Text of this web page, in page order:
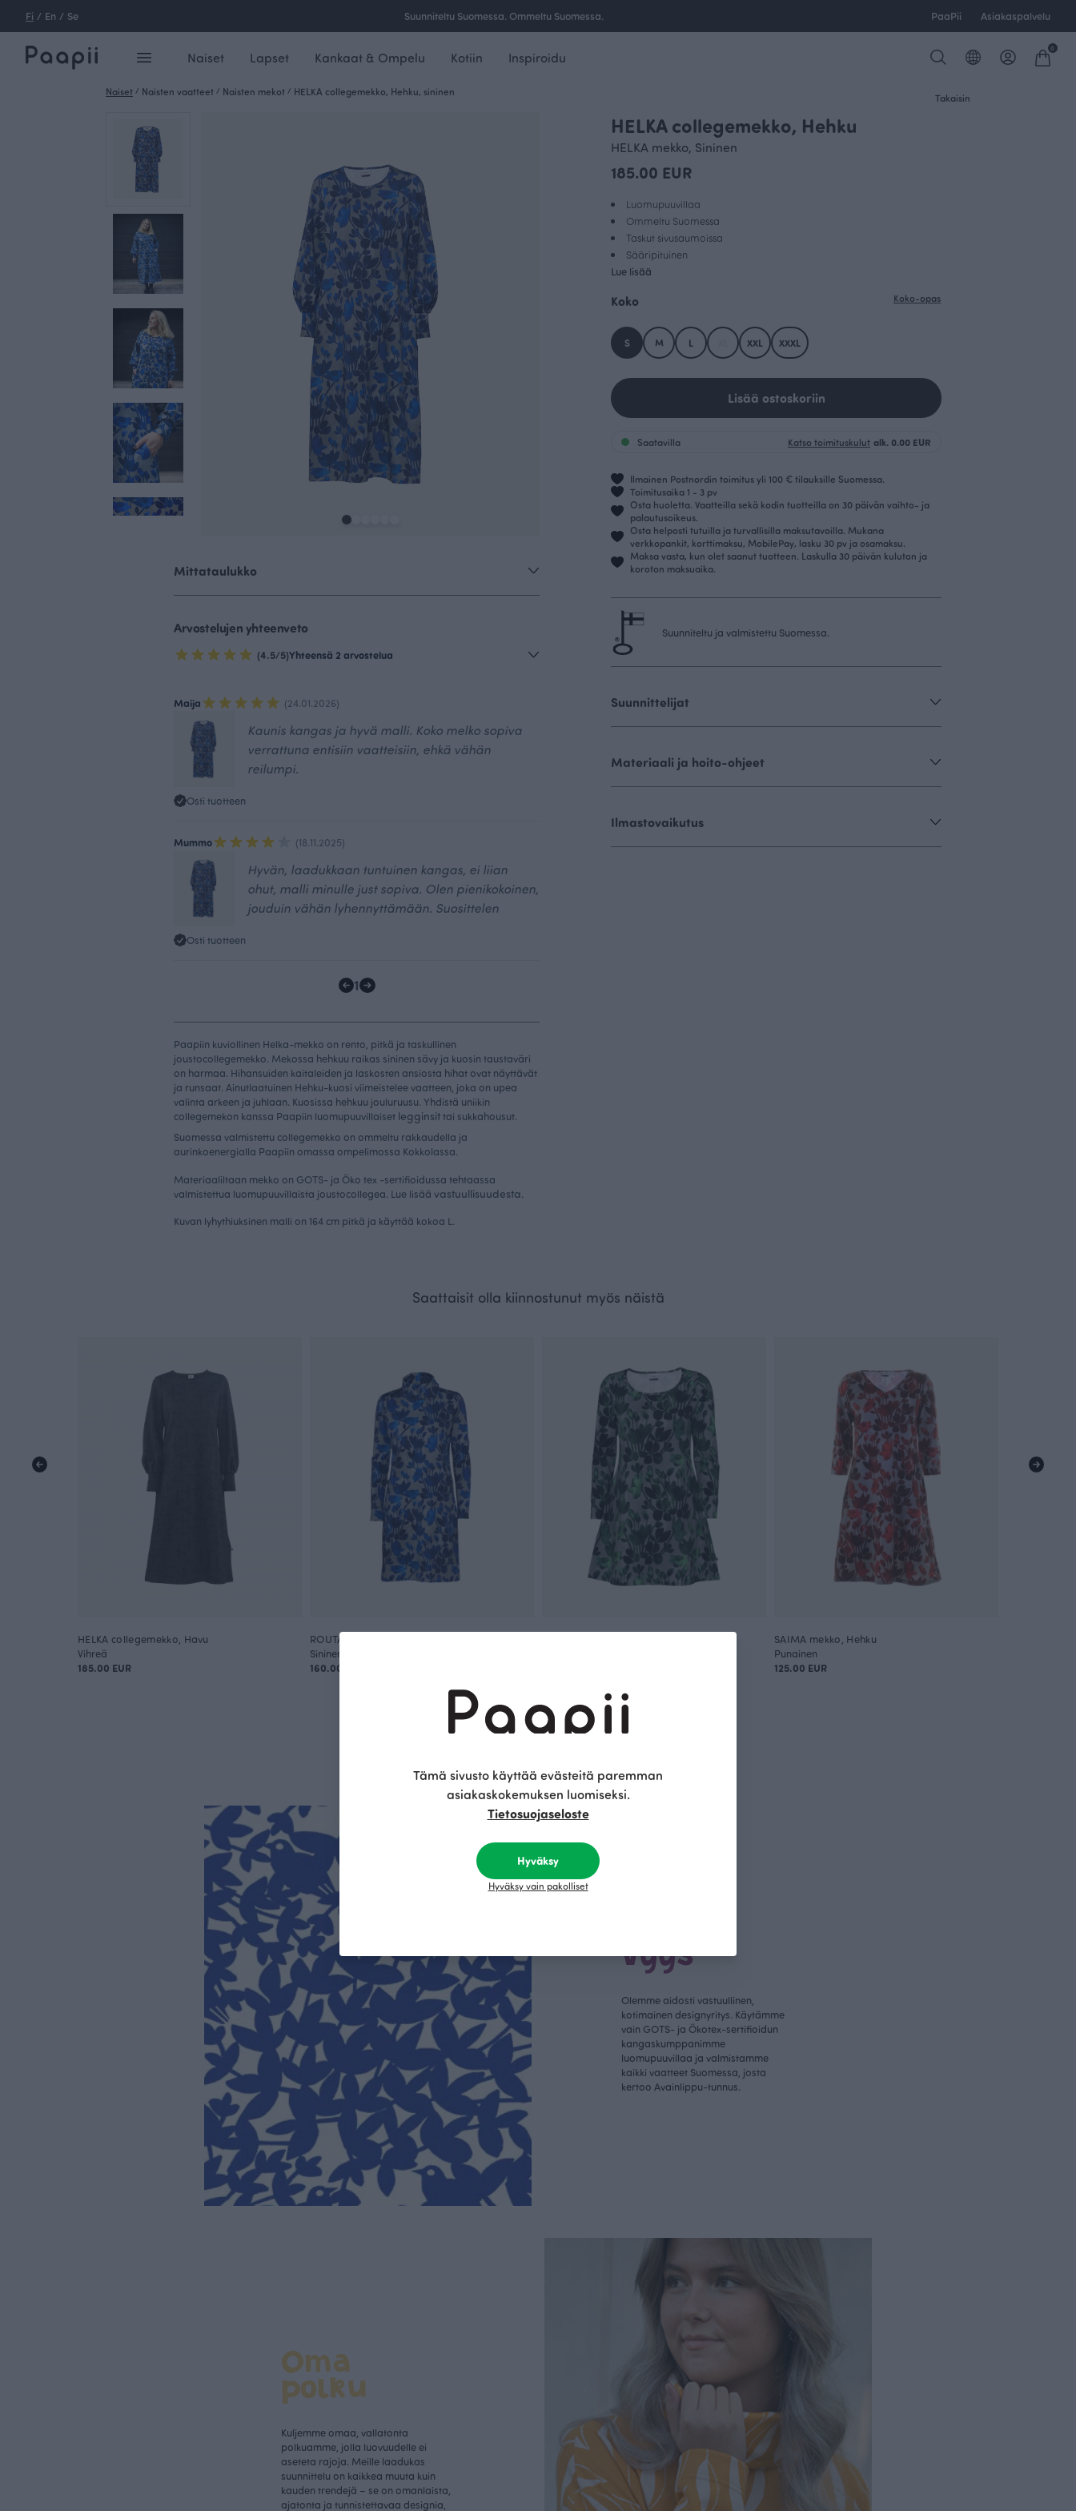
Fi / En / Se Ilmainen toimitus yli 100 € tilauksille Suomessa. PaaPii Asiakaspalvelu
Naiset Lapset Kankaat & Ompelu Kotiin Inspiroidu
0
Naiset / Naisten vaatteet / Naisten mekot / HELKA collegemekko, Hehku, sininen Takaisin
Mittataulukko
Arvostelujen yhteenveto
(4.5/5)Yhteensä 2 arvostelua
Maija (24.01.2026)
Kaunis kangas ja hyvä malli. Koko melko sopiva
verrattuna entisiin vaatteisiin, ehkä vähän
reilumpi.
Osti tuotteen
Mummo (18.11.2025)
Hyvän, laadukkaan tuntuinen kangas, ei liian
ohut, malli minulle just sopiva. Olen pienikokoinen,
jouduin vähän lyhennyttämään. Suosittelen
Osti tuotteen
1
Paapiin kuviollinen Helka-mekko on rento, pitkä ja taskullinen
joustocollegemekko. Mekossa hehkuu raikas sininen sävy ja kuosin taustaväri
on harmaa. Hihansuiden kaitaleiden ja laskosten ansiosta hihat ovat näyttävät
ja runsaat. Ainutlaatuinen Hehku-kuosi viimeistelee vaatteen, joka on upea
valinta arkeen ja juhlaan. Kuosissa hehkuu jouluruusu. Yhdistä uniikin
collegemekon kanssa Paapiin luomupuuvillaiset legginsittai sukkahousut.
Suomessa valmistettu collegemekko on ommeltu rakkaudella ja
aurinkoenergialla Paapiin omassa ompelimossa Kokkolassa.
Materiaaliltaan mekko on GOTS- ja Öko tex -sertifioidussa tehtaassa
valmistettua luomupuuvillaista joustocollegea. Lue lisää vastuullisuudesta.
Kuvan lyhythiuksinen malli on 164 cm pitkä ja käyttää kokoa L.
HELKA collegemekko, Hehku
HELKA mekko, Sininen
185.00 EUR
Luomupuuvillaa
Ommeltu Suomessa
Taskut sivusaumoissa
Sääripituinen
Lue lisää
Koko Koko-opas
S M L XXL XXXL
Lisää ostoskoriin
Saatavilla Katso toimituskulut alk. 0.00 EUR
Ilmainen Postnordin toimitus yli 100 € tilauksille Suomessa.
Toimitusaika 1 - 3 pv
Osta huoletta. Vaatteilla sekä kodin tuotteilla on 30 päivän vaihto- ja
palautusoikeus.
Osta helposti tutuilla ja turvallisilla maksutavoilla. Mukana
verkkopankit, korttimaksu, MobilePay, lasku 30 pv ja osamaksu.
Maksa vasta, kun olet saanut tuotteen. Laskulla 30 päivän kuluton ja
koroton maksuaika.
Suunniteltu ja valmistettu Suomessa.
Suunnittelijat
Materiaali ja hoito-ohjeet
Ilmastovaikutus
Saattaisit olla kiinnostunut myös näistä
HELKA collegemekko, Havu
Vihreä
185.00 EUR
ROUTA collegemekko, Hehku
Sininen
160.00 EUR
SAIMA mekko, Hehku
Punainen
125.00 EUR
Tämä on Paapii
vyys
Olemme aidosti vastuullinen,
kotimainen designyritys. Käytämme
vain GOTS- ja Ökotex-sertifioidun
kangaskumppanimme
luomupuuvillaa ja valmistamme
kaikki vaatteet Suomessa, josta
kertoo Avainlippu-tunnus.
Oma
polku
Kuljemme omaa, vallatonta
polkuamme, jolla luovuudelle ei
aseteta rajoja. Meille laadukas
suunnittelu on kaikkea muuta kuin
kauden trendejä – se on omanlaista,
ajatonta ja tunnistettavaa designia,
Tämä sivusto käyttää evästeitä paremman
asiakaskokemuksen luomiseksi.
Tietosuojaseloste
Hyväksy
Hyväksy vain pakolliset